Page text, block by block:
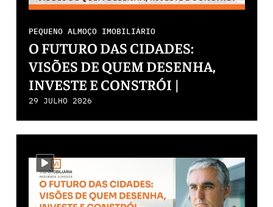
PEQUENO ALMOÇO IMOBILIÁRIO
O FUTURO DAS CIDADES:
VISÕES DE QUEM DESENHA,
INVESTE E CONSTRÓI |
PEQUENO ALMOÇO - JULHO
2026
29 JULHO 2026
i-video